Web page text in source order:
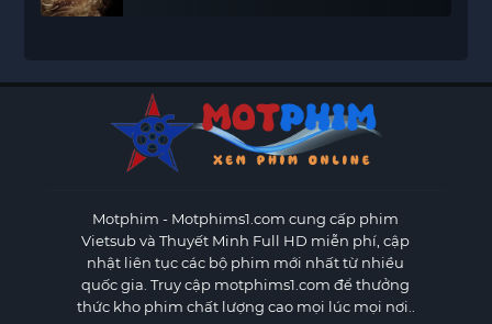
Motphim - Motphims1.com cung cấp phim
Vietsub và Thuyết Minh Full HD miễn phí, cập
nhật liên tục các bộ phim mới nhất từ nhiều
quốc gia. Truy cập motphims1.com để thưởng
thức kho phim chất lượng cao mọi lúc mọi nơi..